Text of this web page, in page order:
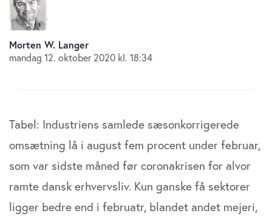
Morten W. Langer
mandag 12. oktober 2020 kl. 18:34
Tabel: Industriens samlede sæsonkorrigerede
omsætning lå i august fem procent under februar,
som var sidste måned før coronakrisen for alvor
ramte dansk erhvervsliv. Kun ganske få sektorer
ligger bedre end i februatr, blandet andet mejeri,